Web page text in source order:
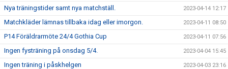
Nya träningstider samt nya matchställ. 2023-04-14 12:17
Matchkläder lämnas tillbaka idag eller imorgon. 2023-04-11 08:50
P14 Föräldrarmöte 24/4 Gothia Cup 2023-04-11 07:56
Ingen fysträning på onsdag 5/4. 2023-04-04 15:45
Ingen träning i påskhelgen 2023-04-03 23:16